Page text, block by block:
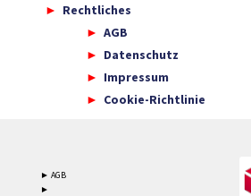
Rechtliches
AGB
Datenschutz
Impressum
Cookie-Richtlinie
► AGB
►